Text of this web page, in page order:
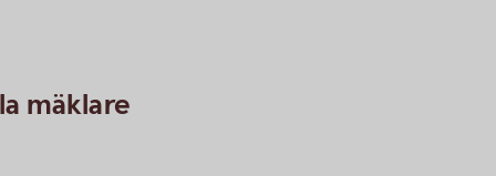
mäklare